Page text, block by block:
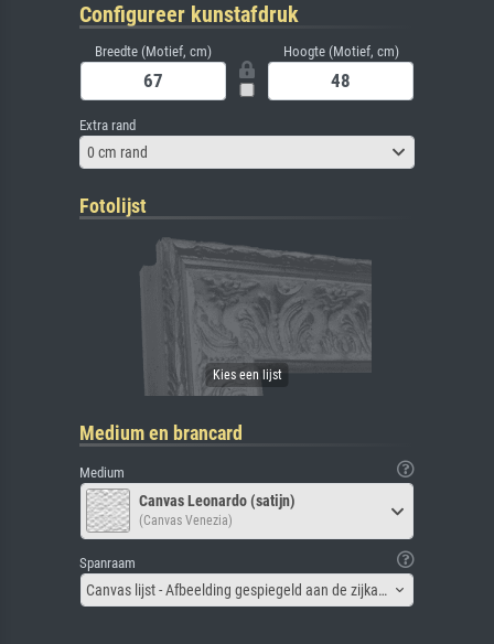
Configureer kunstafdruk
Breedte (Motief, cm) Hoogte (Motief, cm)
Extra rand
0 cm rand
Fotolijst
Medium en brancard
Medium
Canvas Leonardo (satijn)
(Canvas Venezia)
Spanraam
Canvas lijst - Afbeelding gespiegeld aan de zijkant